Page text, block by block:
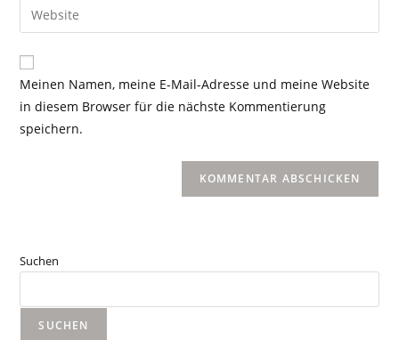
Meinen Namen, meine E-Mail-Adresse und meine Website
in diesem Browser für die nächste Kommentierung
speichern.
Suchen
SUCHEN